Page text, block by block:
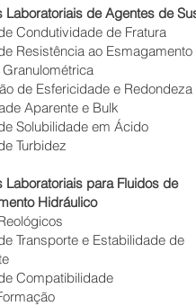
Laboratoriais de Agentes de
Condutividade de Fratura
Resistência ao Esmagamento
de Esfericidade e Redondeza
Aparente e Bulk
Solubilidade em Ácido
Turbidez
Laboratoriais para Fluidos de
Hidráulico
Transporte e Estabilidade de
Compatibilidade